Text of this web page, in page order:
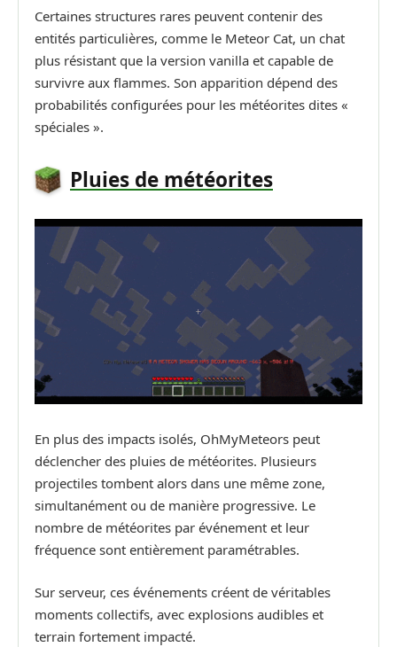
Certaines structures rares peuvent contenir des
entités particulières, comme le Meteor Cat, un chat
plus résistant que la version vanilla et capable de
survivre aux flammes. Son apparition dépend des
probabilités configurées pour les météorites dites «
spéciales ».
Pluies de météorites
En plus des impacts isolés, OhMyMeteors peut
déclencher des pluies de météorites. Plusieurs
projectiles tombent alors dans une même zone,
simultanément ou de manière progressive. Le
nombre de météorites par événement et leur
fréquence sont entièrement paramétrables.
Sur serveur, ces événements créent de véritables
moments collectifs, avec explosions audibles et
terrain fortement impacté.